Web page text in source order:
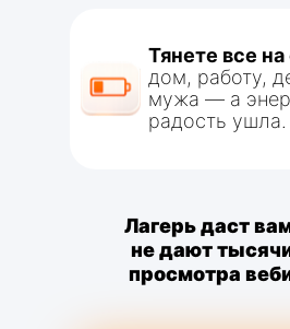
Тянете все на
дом, работу,
мужа — а
радость ушла.
Лагерь даст
не дают
просмотра